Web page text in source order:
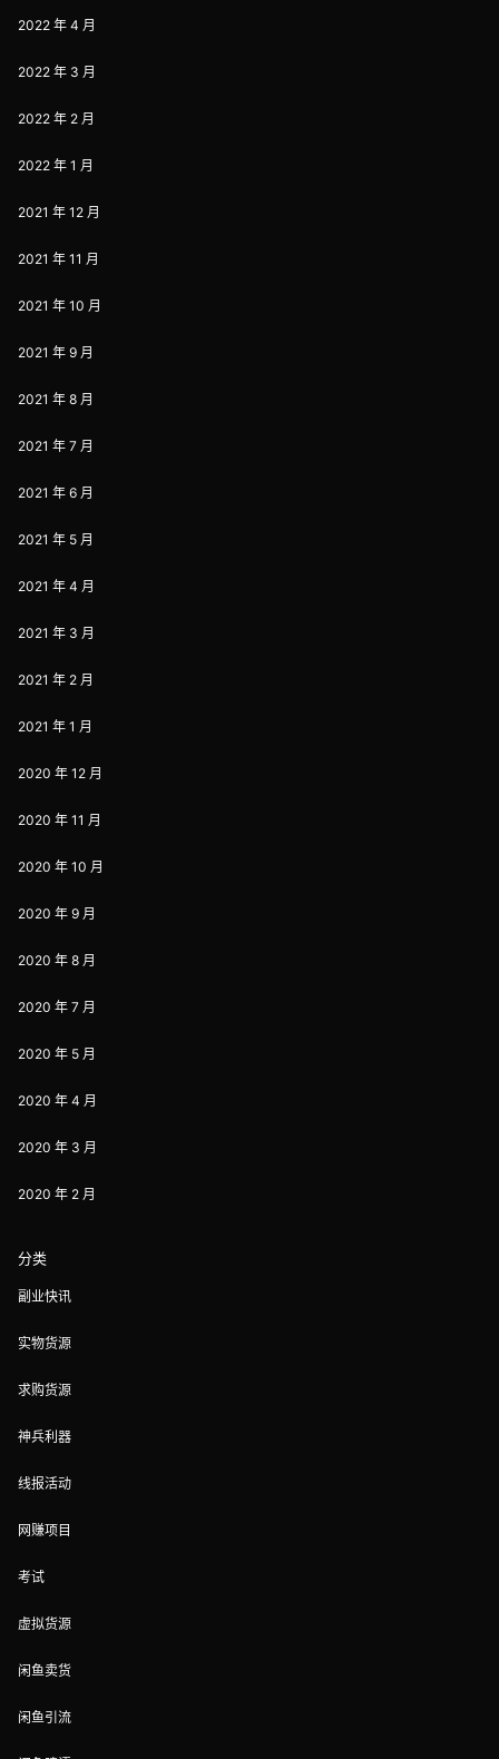
2022 年 4 月
2022 年 3 月
2022 年 2 月
2022 年 1 月
2021 年 12 月
2021 年 11 月
2021 年 10 月
2021 年 9 月
2021 年 8 月
2021 年 7 月
2021 年 6 月
2021 年 5 月
2021 年 4 月
2021 年 3 月
2021 年 2 月
2021 年 1 月
2020 年 12 月
2020 年 11 月
2020 年 10 月
2020 年 9 月
2020 年 8 月
2020 年 7 月
2020 年 5 月
2020 年 4 月
2020 年 3 月
2020 年 2 月
分类
副业快讯
实物货源
求购货源
神兵利器
线报活动
网赚项目
考试
虚拟货源
闲鱼卖货
闲鱼引流